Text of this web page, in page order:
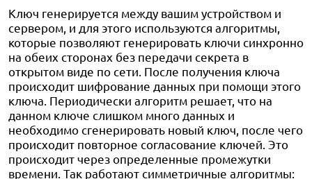
Ключ генерируется между вашим устройством и
сервером, и для этого используются алгоритмы,
которые позволяют генерировать ключи синхронно
на обеих сторонах без передачи секрета в
открытом виде по сети. После получения ключа
происходит шифрование данных при помощи этого
ключа. Периодически алгоритм решает, что на
данном ключе слишком много данных и
необходимо сгенерировать новый ключ, после чего
происходит повторное согласование ключей. Это
происходит через определенные промежутки
времени. Так работают симметричные алгоритмы: